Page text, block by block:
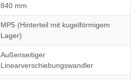
840 mm
MP5 (Hinterteil mit kugelförmigem
Lager)
Außenseitiger
Linearverschiebungswandler